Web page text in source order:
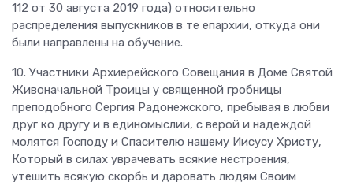
112 от 30 августа 2019 года) относительно
распределения выпускников в те епархии, откуда они
были направлены на обучение.
10. Участники Архиерейского Совещания в Доме Святой
Живоначальной Троицы у священной гробницы
преподобного Сергия Радонежского, пребывая в любви
друг ко другу и в единомыслии, с верой и надеждой
молятся Господу и Спасителю нашему Иисусу Христу,
Который в силах уврачевать всякие нестроения,
утешить всякую скорбь и даровать людям Своим